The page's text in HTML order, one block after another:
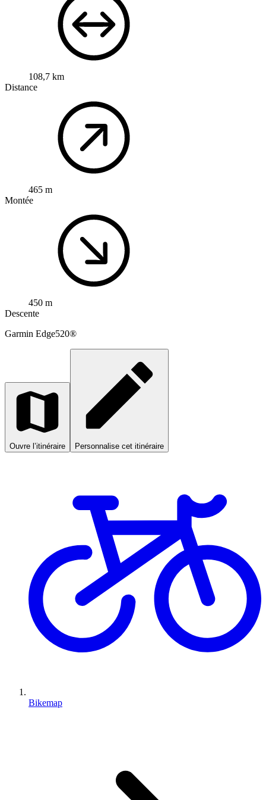
108,7 km
Distance
465 m
Montée
450 m
Descente
Garmin Edge520®
Ouvre l’itinéraire Personnalise cet itinéraire
Bikemap